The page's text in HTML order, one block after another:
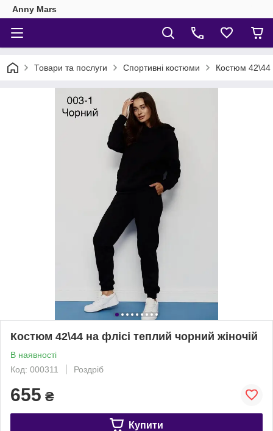
Anny Mars
Товари та послуги Спортивні костюми Костюм 42\44
Костюм 42\44 на флісі теплий чорний жіночій
В наявності
Код: 000311
Роздріб
655 ₴
Купити